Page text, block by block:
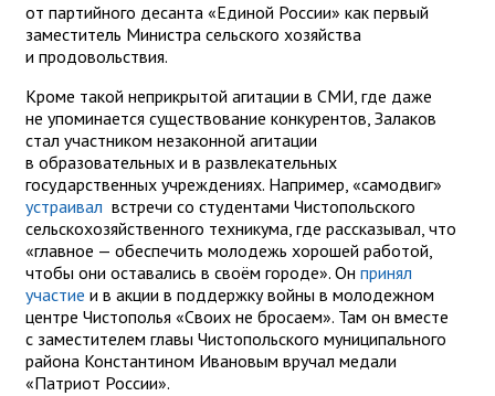
от партийного десанта «Единой России» как первый
заместитель Министра сельского хозяйства
и продовольствия.
Кроме такой неприкрытой агитации в СМИ, где даже
не упоминается существование конкурентов, Залаков
стал участником незаконной агитации
в образовательных и в развлекательных
государственных учреждениях. Например, «самодвиг»
устраивал встречи со студентами Чистопольского
сельскохозяйственного техникума, где рассказывал, что
«главное — обеспечить молодежь хорошей работой,
чтобы они оставались в своём городе». Он принял
участие и в акции в поддержку войны в молодежном
центре Чистополья «Своих не бросаем». Там он вместе
с заместителем главы Чистопольского муниципального
района Константином Ивановым вручал медали
«Патриот России».